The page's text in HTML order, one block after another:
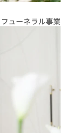
ューネラル事業